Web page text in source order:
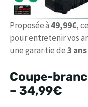
Proposée à 49,99€,
pour entretenir vos
une garantie de3 ans
Coupe-
– 34,99€